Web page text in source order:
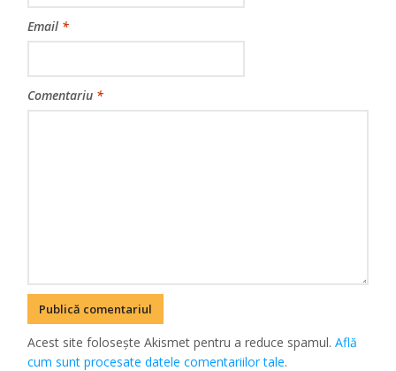
Email *
Comentariu *
Acest site folosește Akismet pentru a reduce spamul.Află
cum sunt procesate datele comentariilor tale.